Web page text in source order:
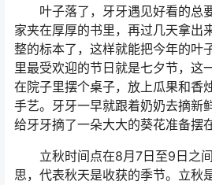
叶子落了，牙牙遇见好看的总
家夹在厚厚的书里，再过几天拿出
整的标本了，这样就能把今年的叶
里最受欢迎的节日就是七夕节，这
在院子里摆个桌子，放上瓜果和香
手艺。牙牙一早就跟着奶奶去摘新
给牙牙摘了一朵大大的葵花准备摆
立秋时间点在8月7日至9日之间
思，代表秋天是收获的季节。立秋